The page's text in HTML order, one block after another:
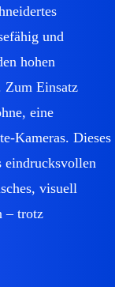
und
hohen
Zum Einsatz
eine
Kameras. Dieses
eindrucksvollen
visuell
– trotz